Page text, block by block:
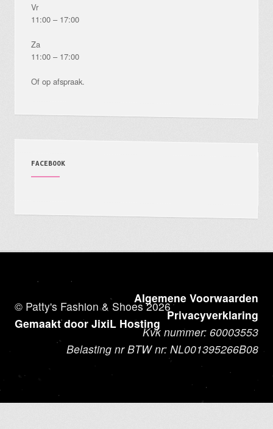
Vr
11:00 – 17:00
Za
11:00 – 17:00
Of op afspraak.
FACEBOOK
© Patty's Fashion & Shoes 2026
Gemaakt door JixiL Hosting
Algemene Voorwaarden
Privacyverklaring
Kvk nummer: 60003553
Belasting nr BTW nr: NL001395266B08